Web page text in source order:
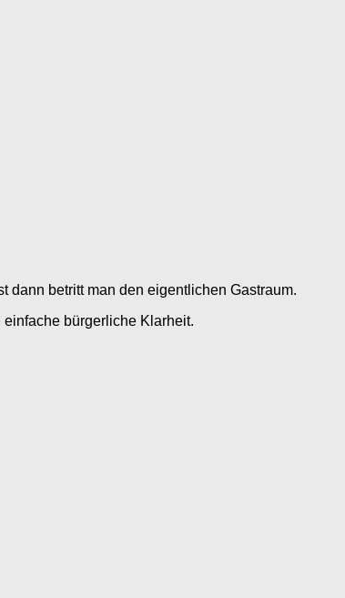
dann betritt man den eigentlichen Gastraum.
bürgerliche Klarheit.